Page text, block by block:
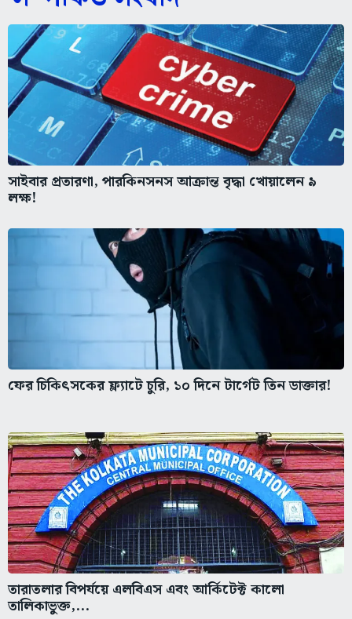
সাইবার প্রতারণা, পারকিনসনস আক্রান্ত বৃদ্ধা খোয়ালেন ৯
লক্ষ!
ফের চিকিৎসকের ফ্ল্যাটে চুরি, ১০ দিনে টার্গেট তিন ডাক্তার!
তারাতলার বিপর্যয়ে এলবিএস এবং আর্কিটেক্ট কালো
তালিকাভুক্ত,...